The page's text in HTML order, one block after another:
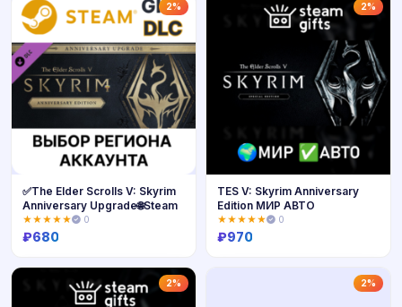
Купить
2%
Купить
✅The Elder Scrolls V: Skyrim
Anniversary Upgrade🌐Steam
★★★★★ 0
₽680
2%
TES V: Skyrim Anniversary
Edition МИР АВТО
★★★★★ 0
₽970
2% 2%